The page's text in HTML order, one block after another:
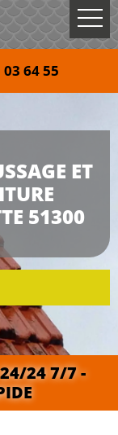
03 64 55
ET
51300
24 7/7 -